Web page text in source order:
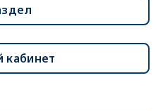
кабинет